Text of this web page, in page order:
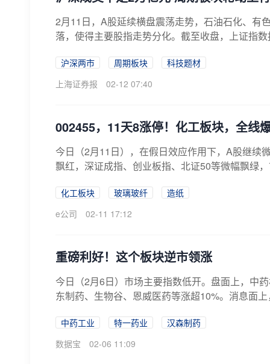
2月11日，A股延续横盘震荡走势，石油石化、有
落，使得主要股指走势分化。截至收盘，上证指
沪深两市 周期板块
科技题材
上海证券报
02-12 07:40
002455，11天8涨停！化工板块，全线
今日（2月11日），在假日效应作用下，A股继续
飘红，深证成指、创业板指、北证50等微幅飘绿
化工板块 玻璃玻纤
造纸
e公司
02-11 17:12
重磅利好！这个板块逆市领涨
今日（2月6日）市场主要指数低开。盘面上，中
东制药、生物谷、恩威医药等涨超10%。消息面
中药工业 特一药业
汉森制药
数据宝
02-06 11:09